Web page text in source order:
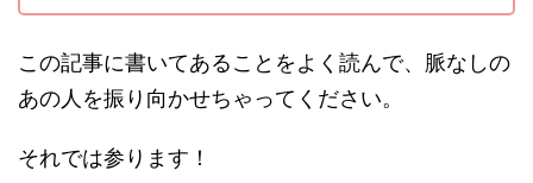
この記事に書いてあることをよく読んで、脈なしの
あの人を振り向かせちゃってください。
それでは参ります！